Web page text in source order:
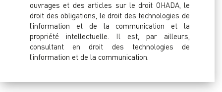
ouvrages et des articles sur le droit OHADA, le
droit des obligations, le droit des technologies de
l’information et de la communication et la
propriété intellectuelle. Il est, par ailleurs,
consultant en droit des technologies de
l’information et de la communication.